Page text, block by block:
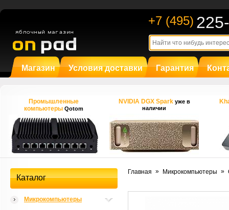
+7 (495)
Магазин Условия доставки Гарантия
Промышленные
компьютерыQotom
NVIDIA DGX Spark уже в
наличии
Каталог
Микрокомпьютеры
Главная » Микрокомпьютеры »